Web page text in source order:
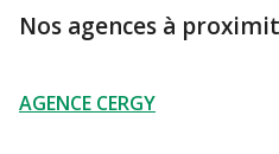
Nos agences à
AGENCE CERGY